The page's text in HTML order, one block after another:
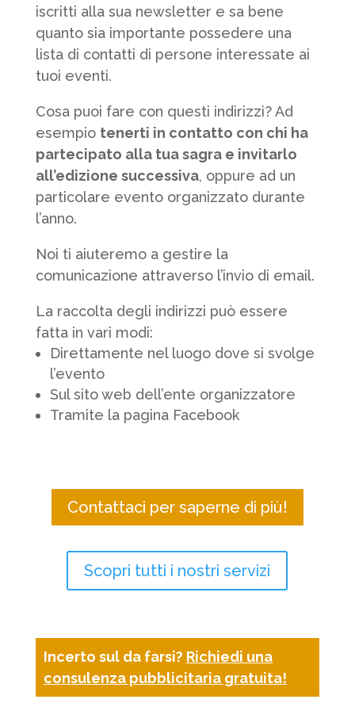
iscritti alla sua newsletter e sa bene
quanto sia importante possedere una
lista di contatti di persone interessate ai
tuoi eventi.
Cosa puoi fare con questi indirizzi? Ad
esempio tenerti in contatto con chi ha
partecipato alla tua sagra e invitarlo
all’edizione successiva, oppure ad un
particolare evento organizzato durante
l’anno.
Noi ti aiuteremo a gestire la
comunicazione attraverso l’invio di email.
La raccolta degli indirizzi può essere
fatta in vari modi:
Direttamente nel luogo dove si svolge
l’evento
Sul sito web dell’ente organizzatore
Tramite la pagina Facebook
Contattaci per saperne di più!
Scopri tutti i nostri servizi
Incerto sul da farsi? Richiedi una
consulenza pubblicitaria gratuita!